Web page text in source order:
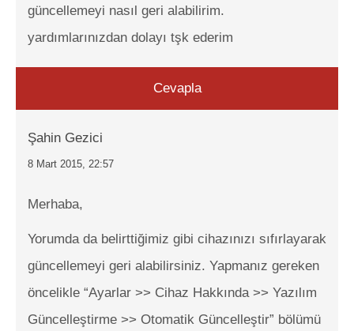
güncellemeyi nasıl geri alabilirim.
yardımlarınızdan dolayı tşk ederim
Cevapla
Şahin Gezici
8 Mart 2015, 22:57
Merhaba,
Yorumda da belirttiğimiz gibi cihazınızı sıfırlayarak
güncellemeyi geri alabilirsiniz. Yapmanız gereken
öncelikle “Ayarlar >> Cihaz Hakkında >> Yazılım
Güncelleştirme >> Otomatik Güncelleştir” bölümü